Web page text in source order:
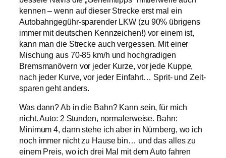
kennen – wenn auf dieser Strecke erst mal ein
Autobahngegühr-sparender LKW (zu 90% übrigens
immer mit deutschen Kennzeichen!) vor einem ist,
kann man die Strecke auch vergessen. Mit einer
Mischung aus 70-85 km/h und hochgradigen
Bremsmanövern vor jeder Kurze, vor jede Kuppe,
nach jeder Kurve, vor jeder Einfahrt… Sprit- und Zeit-
sparen geht anders.
Was dann? Ab in die Bahn? Kann sein, für mich
nicht. Auto: 2 Stunden, normalerweise. Bahn:
Minimum 4, dann stehe ich aber in Nürnberg, wo ich
noch immer nicht zu Hause bin… und das alles zu
einem Preis, wo ich drei Mal mit dem Auto fahren